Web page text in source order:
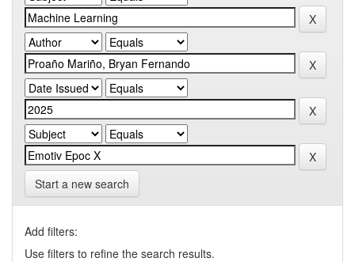
Start a new search
Add filters:
Use filters to refine the search results.